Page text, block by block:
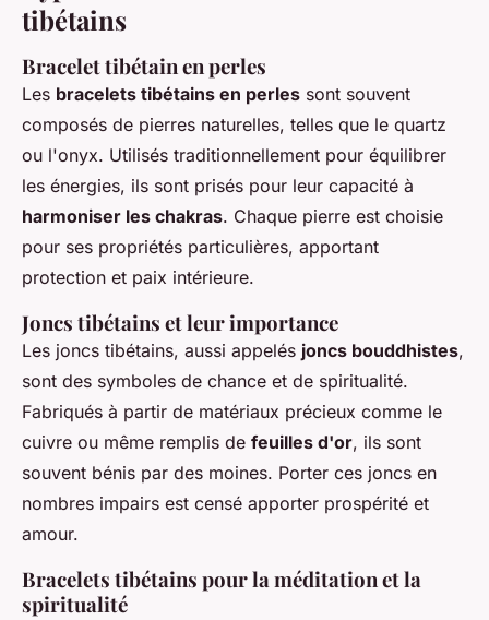
tibétains
Bracelet tibétain en perles
Les bracelets tibétains en perles sont souvent
composés de pierres naturelles, telles que le quartz
ou l'onyx. Utilisés traditionnellement pour équilibrer
les énergies, ils sont prisés pour leur capacité à
harmoniser les chakras. Chaque pierre est choisie
pour ses propriétés particulières, apportant
protection et paix intérieure.
Joncs tibétains et leur importance
Les joncs tibétains, aussi appelés joncs bouddhistes,
sont des symboles de chance et de spiritualité.
Fabriqués à partir de matériaux précieux comme le
cuivre ou même remplis de feuilles d'or, ils sont
souvent bénis par des moines. Porter ces joncs en
nombres impairs est censé apporter prospérité et
amour.
Bracelets tibétains pour la méditation et la
spiritualité